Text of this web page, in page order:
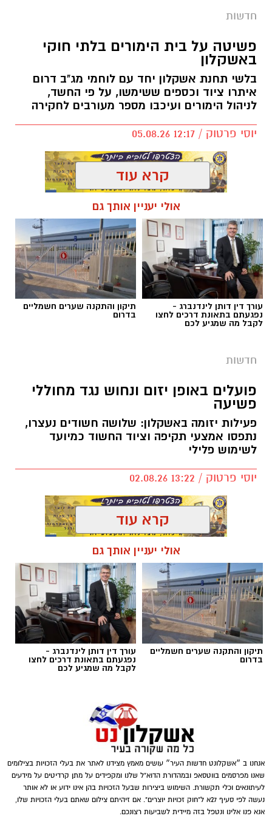
חדשות
פשיטה על בית הימורים בלתי חוקי
באשקלון
בלשי תחנת אשקלון יחד עם לוחמי מג"ב דרום
איתרו ציוד וכספים ששימשו, על פי החשד,
לניהול הימורים ועיכבו מספר מעורבים לחקירה
יוסי פרטוק / 12:17 05.08.26
תגים:פשיטה על בית הימורים
דוברות המשטרה
במהלך פעילות יזומה של בלשי תחנת אשקלון
בשיתוף לוחמי מג"ב דרום, בוצע חיפוש במבנה
בעיר אשקלון בעקבות חשד להפעלת מקום
הימורים בלתי חוקי.
במהלך הפעילות נכנסו הכוחות למקום, שבו אותרו
מספר חשודים אשר על פי החשד השתתפו
במשחקי הימורים. בחיפוש שבוצע נתפסו מוצגים
שונים ששימשו, על פי החשד, לניהול ולהפעלת
הימורים בלתי חוקיים, ובהם מחשב ששימש
להפעלת משחקי בינגו, כרטיסי בינגו וכספים
במטבעות שונים.
בנוסף, נתפסו סכומי כסף במזומן, המחאות וציוד
נוסף הקשור, על פי החשד, להפעלת המקום.
קרא עוד
אולי יעניין אותך גם
עורך דין דותן לינדנברג -
נפגעתם בתאונת דרכים לחצו
לקבל מה שמגיע לכם
תיקון והתקנה שערים חשמליים
בדרום
חדשות
פועלים באופן יזום ונחוש נגד מחוללי
פשיעה
פעילות יזומה באשקלון: שלושה חשודים נעצרו,
נתפסו אמצעי תקיפה וציוד החשוד כמיועד
לשימוש פלילי
יוסי פרטוק / 13:22 02.08.26
תגים:נגד מחוללי פשיעה
דוברות המשטרה
במסגרת פעילות יזומה של בלשי יחידת יל"פ
קרא עוד
אולי יעניין אותך גם
תיקון והתקנה שערים חשמליים
בדרום
עורך דין דותן לינדנברג -
נפגעתם בתאונת דרכים לחצו
לקבל מה שמגיע לכם
אנחנו ב ״אשקלונט חדשות העיר״ עושים מאמץ מצידנו לאתר את בעלי הזכויות בצילומים
שאנו מפרסמים בווטסאפ ובמהדורת הדוא"ל שלנו ומקפידים על מתן קרדיטים על מידעים
לעיתונאים וכלי תקשורת. השימוש ביצירות שבעל הזכויות בהן אינו ידוע או לא אותר
נעשה לפי סעיף 27א ל"חוק זכויות יוצרים". אם זיהיתם צילום שאתם בעלי הזכויות שלו,
אנא פנו אלינו ונטפל בזה מיידית לשביעות רצונכם.